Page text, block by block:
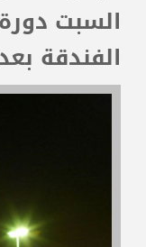
الدورات القادمة
المدربون
السبت
الفندقة